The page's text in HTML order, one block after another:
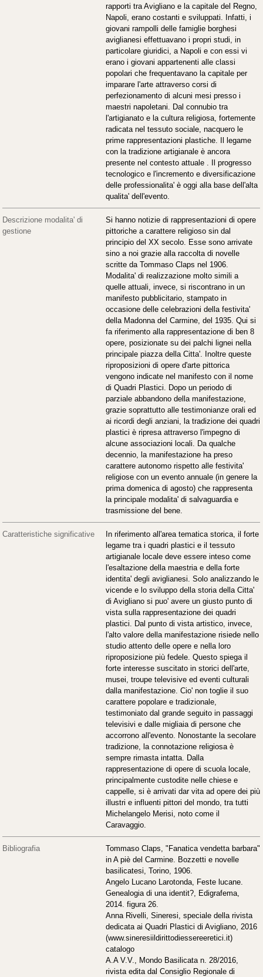
rapporti tra Avigliano e la capitale del Regno,
Napoli, erano costanti e sviluppati. Infatti, i
giovani rampolli delle famiglie borghesi
aviglianesi effettuavano i propri studi, in
particolare giuridici, a Napoli e con essi vi
erano i giovani appartenenti alle classi
popolari che frequentavano la capitale per
imparare l'arte attraverso corsi di
perfezionamento di alcuni mesi presso i
maestri napoletani. Dal connubio tra
l'artigianato e la cultura religiosa, fortemente
radicata nel tessuto sociale, nacquero le
prime rappresentazioni plastiche. Il legame
con la tradizione artigianale è ancora
presente nel contesto attuale . Il progresso
tecnologico e l'incremento e diversificazione
delle professionalita' è oggi alla base dell'alta
qualita' dell'evento.
Descrizione modalita' di
gestione
Si hanno notizie di rappresentazioni di opere
pittoriche a carattere religioso sin dal
principio del XX secolo. Esse sono arrivate
sino a noi grazie alla raccolta di novelle
scritte da Tommaso Claps nel 1906.
Modalita' di realizzazione molto simili a
quelle attuali, invece, si riscontrano in un
manifesto pubblicitario, stampato in
occasione delle celebrazioni della festivita'
della Madonna del Carmine, del 1935. Qui si
fa riferimento alla rappresentazione di ben 8
opere, posizionate su dei palchi lignei nella
principale piazza della Citta'. Inoltre queste
riproposizioni di opere d'arte pittorica
vengono indicate nel manifesto con il nome
di Quadri Plastici. Dopo un periodo di
parziale abbandono della manifestazione,
grazie soprattutto alle testimonianze orali ed
ai ricordi degli anziani, la tradizione dei quadri
plastici è ripresa attraverso l'impegno di
alcune associazioni locali. Da qualche
decennio, la manifestazione ha preso
carattere autonomo rispetto alle festivita'
religiose con un evento annuale (in genere la
prima domenica di agosto) che rappresenta
la principale modalita' di salvaguardia e
trasmissione del bene.
Caratteristiche significative
In riferimento all'area tematica storica, il forte
legame tra i quadri plastici e il tessuto
artigianale locale deve essere inteso come
l'esaltazione della maestria e della forte
identita' degli aviglianesi. Solo analizzando le
vicende e lo sviluppo della storia della Citta'
di Avigliano si puo' avere un giusto punto di
vista sulla rappresentazione dei quadri
plastici. Dal punto di vista artistico, invece,
l'alto valore della manifestazione risiede nello
studio attento delle opere e nella loro
riproposizione più fedele. Questo spiega il
forte interesse suscitato in storici dell'arte,
musei, troupe televisive ed eventi culturali
dalla manifestazione. Cio' non toglie il suo
carattere popolare e tradizionale,
testimoniato dal grande seguito in passaggi
televisivi e dalle migliaia di persone che
accorrono all'evento. Nonostante la secolare
tradizione, la connotazione religiosa è
sempre rimasta intatta. Dalla
rappresentazione di opere di scuola locale,
principalmente custodite nelle chiese e
cappelle, si è arrivati dar vita ad opere dei più
illustri e influenti pittori del mondo, tra tutti
Michelangelo Merisi, noto come il
Caravaggio.
Bibliografia
Tommaso Claps, "Fanatica vendetta barbara"
in A piè del Carmine. Bozzetti e novelle
basilicatesi, Torino, 1906.
Angelo Lucano Larotonda, Feste lucane.
Genealogia di una identit?, Edigrafema,
2014. figura 26.
Anna Rivelli, Sineresi, speciale della rivista
dedicata ai Quadri Plastici di Avigliano, 2016
(www.sineresiildirittodiessereeretici.it)
catalogo
A.A V.V., Mondo Basilicata n. 28/2016,
rivista edita dal Consiglio Regionale di